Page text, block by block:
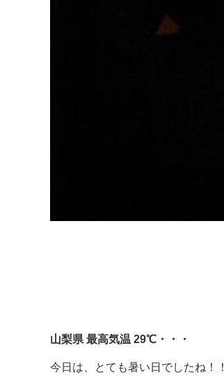
山梨県 最高気温 29℃・・・
今日は、とても暑い日でしたね！！